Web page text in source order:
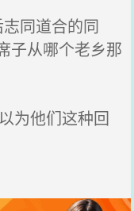
同道合的同
子从哪个老乡那
为他们这种回